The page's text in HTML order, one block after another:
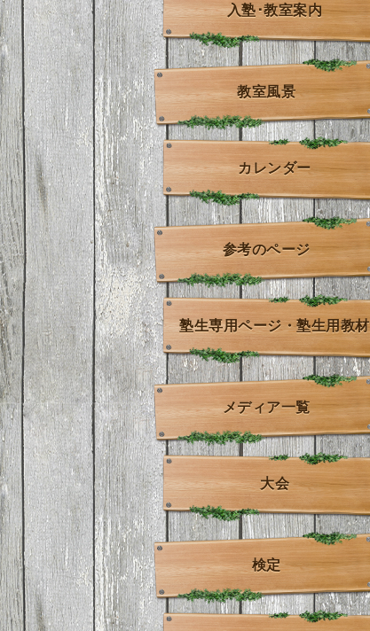
入塾･教室案内
教室風景
カレンダー
参考のページ
塾生専用ページ・塾生用教材
メディア一覧
大会
検定